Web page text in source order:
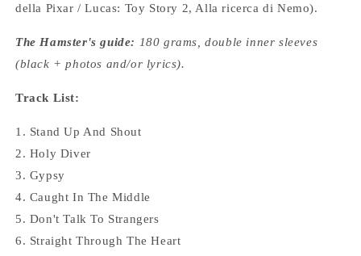
della Pixar / Lucas: Toy Story 2, Alla ricerca di Nemo).
The Hamster's guide: 180 grams, double inner sleeves
(black + photos and/or lyrics).
Track List:
1. Stand Up And Shout
2. Holy Diver
3. Gypsy
4. Caught In The Middle
5. Don't Talk To Strangers
6. Straight Through The Heart